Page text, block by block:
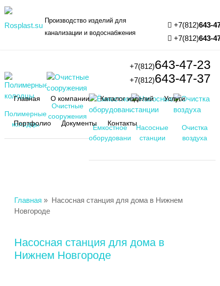
Производство изделий для
канализации и водоснабжения
+7(812)643-
+7(812)643-
+7(812)643-47-23
+7(812)643-47-37
Главная О компании Каталог изделий Услуги
Портфолио Документы Контакты
Полимерные
колодцы
Очистные
сооружения
Ёмкостное
оборудование
Насосные
станции
Очистка
воздуха
Главная » Насосная станция для дома в Нижнем
Новгороде
Насосная станция для дома в
Нижнем Новгороде